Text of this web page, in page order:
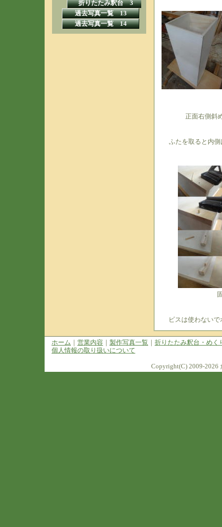
折りたたみ釈台 3
過去写真一覧 13
過去写真一覧 14
正面右側斜
ふたを取ると内
ビスは使わない
ホーム ｜ 営業内容 ｜ 製作写真一覧 ｜ 折りたたみ釈台・めく
個人情報の取り扱いについて
Copyright(C) 2009-